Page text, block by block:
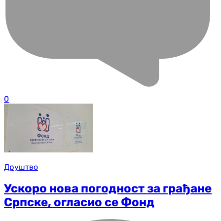
0
Друштво
Ускоро нова погодност за грађане
Српске, огласио се Фонд